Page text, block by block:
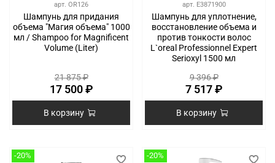
арт. OR126
Шампунь для придания
объема "Магия объема" 1000
мл / Shampoo for Magnificent
Volume (Liter)
21 875 ₽
17 500 ₽
В корзину
арт. E3871900
Шампунь для уплотнение,
восстановление объема и
против тонкости волос
L`oreal Professionnel Expert
Serioxyl 1500 мл
9 396 ₽
7 517 ₽
В корзину
-20% -20%